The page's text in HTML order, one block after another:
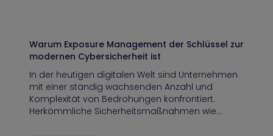
Warum Exposure Management der Schlüssel zur
modernen Cybersicherheit ist
In der heutigen digitalen Welt sind Unternehmen
mit einer ständig wachsenden Anzahl und
Komplexität von Bedrohungen konfrontiert.
Herkömmliche Sicherheitsmaßnahmen wie…